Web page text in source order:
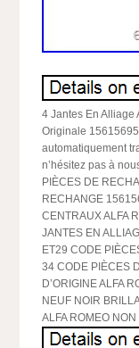
4 Jantes En Alliage
Originale
automatiquement
n’hésitez pas à
PIÈCES DE
RECHANGE
CENTRAUX ALFA
JANTES EN
ET29 CODE
34 CODE PIÈCES
D’ORIGINE ALFA
NEUF NOIR
ALFA ROMEO